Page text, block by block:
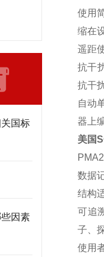
国标
因素
使用
缩在
遥距
抗干
抗干
自动
器上
美国
数据
结构
可追
子、
使用